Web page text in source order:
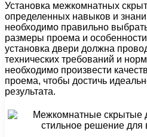
Установка межкомнатных
определенных навыков и
необходимо правильно
размеры проема и
установка двери должна
технических требований и
необходимо произвести
проема, чтобы достичь
результата.